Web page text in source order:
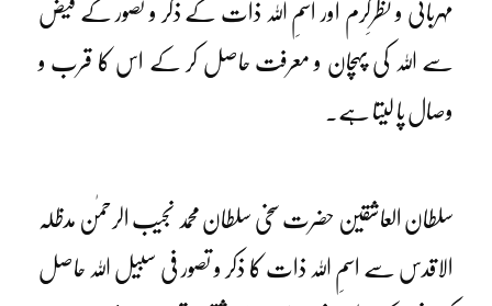
مہربانی و نظرِکرم اور اسمِ اللہ ذات کے ذکر و تصور کے فیض
سے اللہ کی پہچان و معرفت حاصل کر کے اس کا قرب و
وصال پا لیتا ہے۔
سلطان العاشقین حضرت سخی سلطان محمد نجیب الرحمٰن مدظلہ
الاقدس سے اسمِ اللہ ذات کا ذکر و تصور فی سبیل اللہ حاصل